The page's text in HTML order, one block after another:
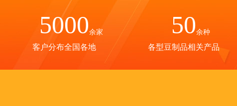
5000余家
客户分布全国各地
50余种
各型豆制品相关产品